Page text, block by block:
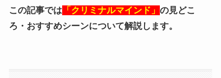
この記事では 「クリミナルマインド」 の見どこ
ろ ・おすすめシーンについて解説します。